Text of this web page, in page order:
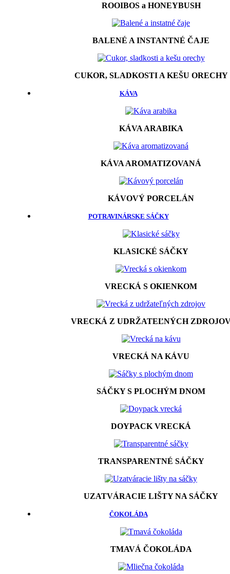
ROOIBOS a HONEYBUSH
BALENÉ A INSTANTNÉ ČAJE
CUKOR, SLADKOSTI A KEŠU ORECHY
KÁVA
KÁVA ARABIKA
KÁVA AROMATIZOVANÁ
KÁVOVÝ PORCELÁN
POTRAVINÁRSKE SÁČKY
KLASICKÉ SÁČKY
VRECKÁ S OKIENKOM
VRECKÁ Z UDRŽATEĽNÝCH
VRECKÁ NA KÁVU
SÁČKY S PLOCHÝM DNOM
DOYPACK VRECKÁ
TRANSPARENTNÉ SÁČKY
UZATVÁRACIE LIŠTY NA SÁČKY
ČOKOLÁDA
TMAVÁ ČOKOLÁDA